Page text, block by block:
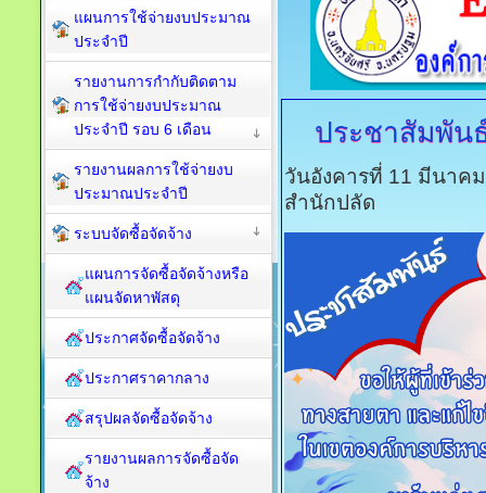
ประชาสัมพัน
วันอังคารที่ 11 มีนาค
สำนักปลัด
แผนการใช้จ่ายงบประมาณ
ประจำปี
รายงานการกำกับติดตาม
การใช้จ่ายงบประมาณ
ประจำปี รอบ 6 เดือน
รายงานผลการใช้จ่ายงบ
ประมาณประจำปี
ระบบจัดซื้อจัดจ้าง
แผนการจัดซื้อจัดจ้างหรือ
แผนจัดหาพัสดุ
ประกาศจัดซื้อจัดจ้าง
ประกาศราคากลาง
สรุปผลจัดซื้อจัดจ้าง
รายงานผลการจัดซื้อจัด
จ้าง